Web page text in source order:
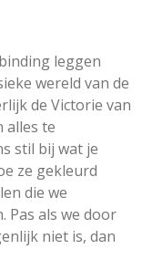
leggen
wereld van de
de Victorie van
alles te
stil bij wat je
ze gekleurd
die we
Pas als we door
niet is, dan